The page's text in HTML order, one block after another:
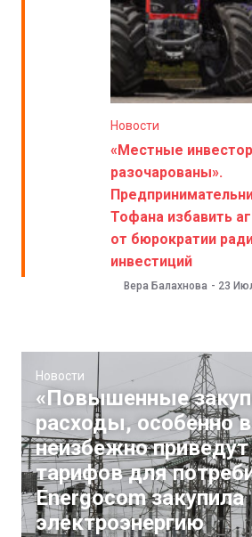
Новости
«Местные
разочарованы».
Тофана избавить
от бюрократии
инвестиций
Вера Балахнова - 23
Новости
«Повышенные
расходы, особенно
неизбежно приведут
тарифов для
Energocom закупила
электроэнергию